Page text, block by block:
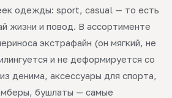
одежды: sport, casual — то есть
жизни и повод. В ассортименте
экстрафайн (он мягкий, не
и не деформируется со
денима, аксессуары для спорта,
бушлаты — самые